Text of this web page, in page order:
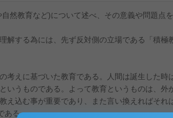
然教育など)について述べ、その意義や問題点を
解する為には、先ず反対側の立場である「積極
考えに基づいた教育である。人間は誕生した時
いうものである。よって教育というものは、外
え込む事が重要であり、また言い換えればそれ
ある。